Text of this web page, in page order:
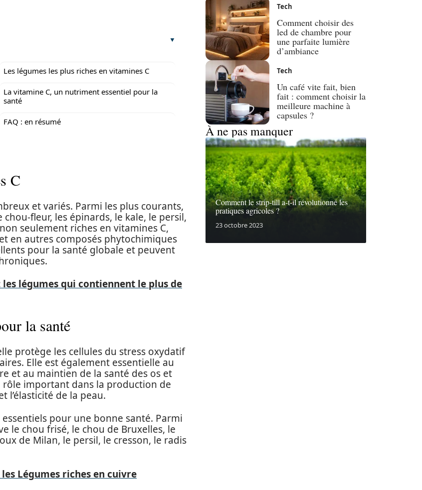
Les légumes les plus riches en vitamines C
La vitamine C, un nutriment essentiel pour la
santé
FAQ : en résumé
C
et variés. Parmi les plus courants,
fleur, les épinards, le kale, le persil,
seulement riches en vitamines C,
en autres composés phytochimiques
pour la santé globale et peuvent
légumes qui contiennent le plus de
la santé
protège les cellules du stress oxydatif
Elle est également essentielle au
et au maintien de la santé des os et
rôle important dans la production de
l’élasticité de la peau.
pour une bonne santé. Parmi
le chou frisé, le chou de Bruxelles, le
de Milan, le persil, le cresson, le radis
Légumes riches en cuivre
Tech
Comment choisir des
led de chambre pour
une parfaite lumière
d’ambiance
Tech
Un café vite fait, bien
fait : comment choisir la
meilleure machine à
capsules ?
À ne pas manquer
Comment le strip-till a-t-il révolutionné les
pratiques agricoles ?
23 octobre 2023